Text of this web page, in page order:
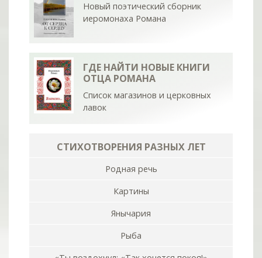
Новый поэтический сборник
иеромонаха Романа
ГДЕ НАЙТИ НОВЫЕ КНИГИ
ОТЦА РОМАНА
Список магазинов и церковных
лавок
СТИХОТВОРЕНИЯ РАЗНЫХ ЛЕТ
Родная речь
Картины
Янычария
Рыба